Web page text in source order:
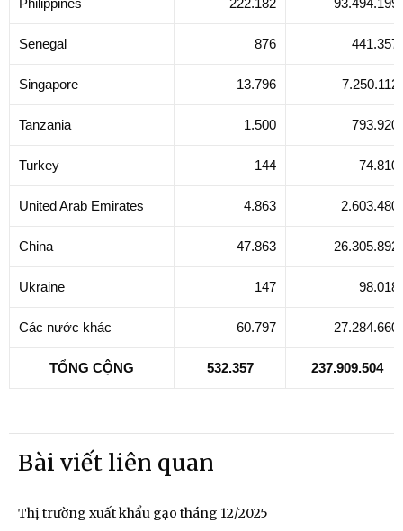
Philippines 222.182 93.494.199
Senegal 876 441.357
Singapore 13.796 7.250.112
Tanzania 1.500 793.920
Turkey 144 74.810
United Arab Emirates 4.863 2.603.480
China 47.863 26.305.892
Ukraine 147 98.018
Các nước khác 60.797 27.284.660
TỔNG CỘNG 532.357 237.909.504
Bài viết liên quan
Thị trường xuất khẩu gạo tháng 12/2025